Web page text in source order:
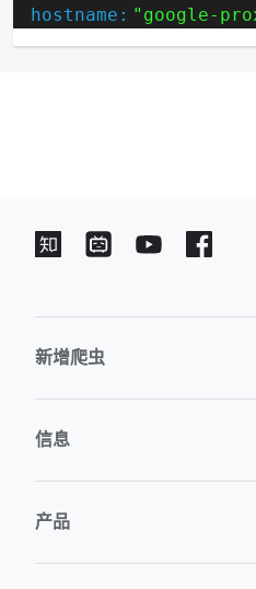
hostname: "google-
新增爬虫
信息
产品